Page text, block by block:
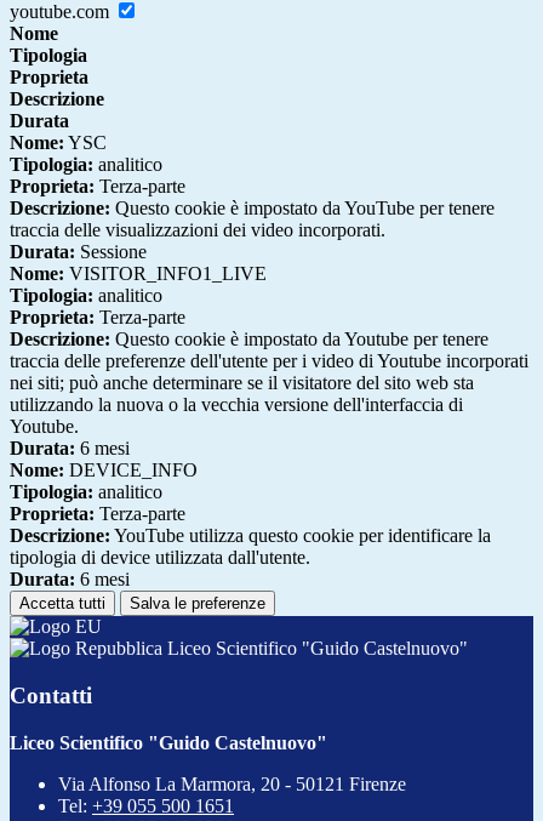
youtube.com
Nome
Tipologia
Proprieta
Descrizione
Durata
Nome: YSC
Tipologia: analitico
Proprieta: Terza-parte
Descrizione: Questo cookie è impostato da YouTube per tenere
traccia delle visualizzazioni dei video incorporati.
Durata: Sessione
Nome: VISITOR_INFO1_LIVE
Tipologia: analitico
Proprieta: Terza-parte
Descrizione: Questo cookie è impostato da Youtube per tenere
traccia delle preferenze dell'utente per i video di Youtube incorporati
nei siti; può anche determinare se il visitatore del sito web sta
utilizzando la nuova o la vecchia versione dell'interfaccia di
Youtube.
Durata: 6 mesi
Nome: DEVICE_INFO
Tipologia: analitico
Proprieta: Terza-parte
Descrizione: YouTube utilizza questo cookie per identificare la
tipologia di device utilizzata dall'utente.
Durata: 6 mesi
Accetta tutti Salva le preferenze
Liceo Scientifico "Guido Castelnuovo"
Contatti
Liceo Scientifico "Guido Castelnuovo"
Via Alfonso La Marmora, 20 - 50121 Firenze
Tel: +39 055 500 1651